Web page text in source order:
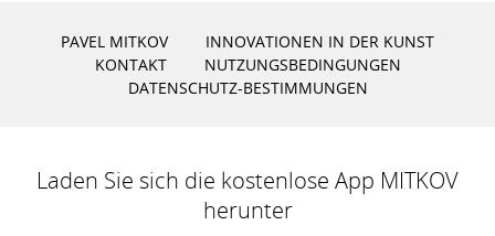
PAVEL MITKOV
INNOVATIONEN IN DER KUNST
KONTAKT
NUTZUNGSBEDINGUNGEN
DATENSCHUTZ-BESTIMMUNGEN
Laden Sie sich die kostenlose App MITKOV
herunter